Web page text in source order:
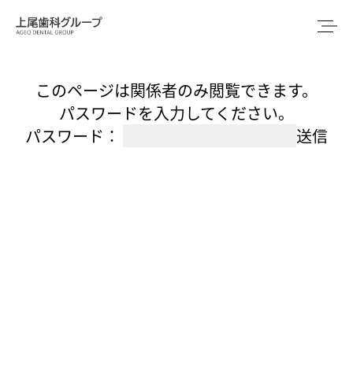
このページは関係者のみ閲覧できます。
パスワードを入力してください。
パスワード：